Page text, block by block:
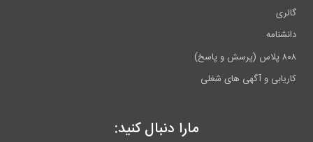
گالری
دانشنامه
۸۰۸ پلاس (پرسش و پاسخ)
کاریابی و آگهی های شغلی
مارا دنبال کنید: